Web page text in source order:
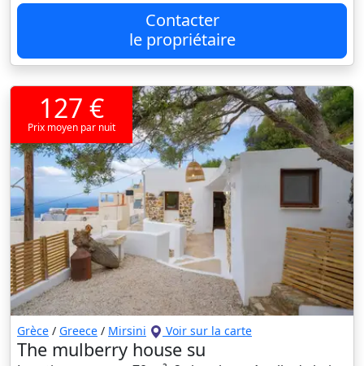
Contacter
le propriétaire
127 €
Prix moyen par nuit
Grèce / Greece / Mirsini Voir sur la carte
The mulberry house su